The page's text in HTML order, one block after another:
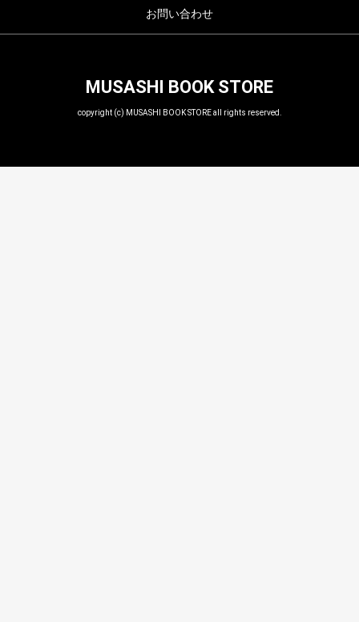
お問い合わせ
MUSASHI BOOK STORE
copyright (c) MUSASHI BOOK STORE all rights reserved.